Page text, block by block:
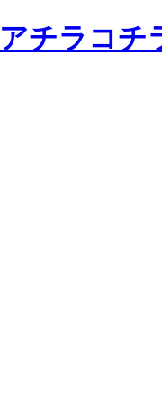
アチラコチ